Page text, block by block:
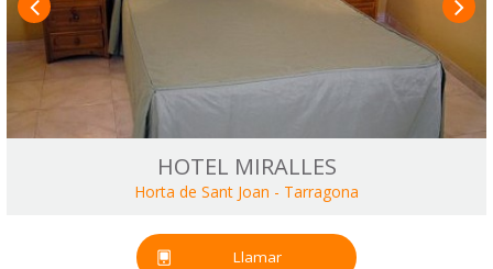
HOTEL MIRALLES
Horta de Sant Joan - Tarragona
Llamar